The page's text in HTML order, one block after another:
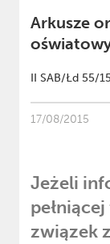
Arkusze
II SAB/Łd 55/
17/08/2015
Jeżeli
związek